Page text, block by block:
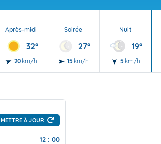
Après-midi
32°
20 km/h
Soirée
27°
15 km/h
Nuit
19°
5 km/h
METTRE À JOUR
12 : 00